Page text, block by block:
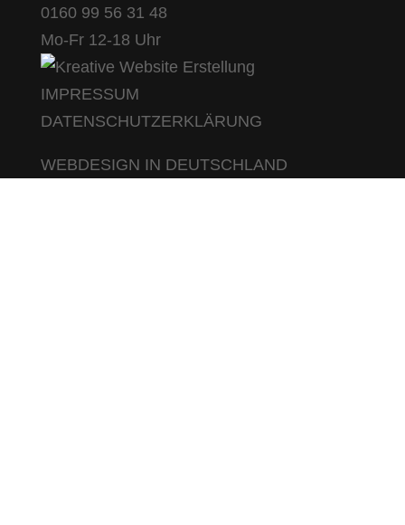
0160 99 56 31 48
Mo-Fr 12-18 Uhr
IMPRESSUM
DATENSCHUTZERKLÄRUNG
WEBDESIGN IN DEUTSCHLAND